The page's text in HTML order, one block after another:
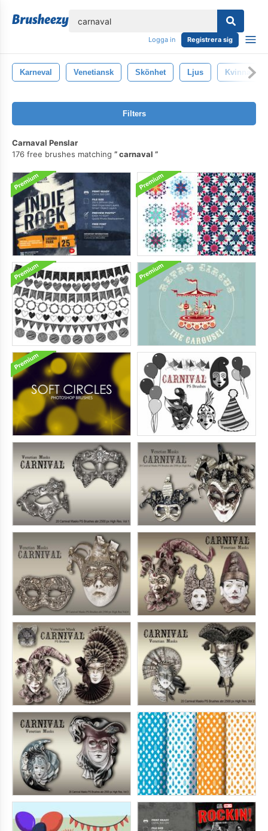
Logga in Registrera sig
Karneval Venetiansk Skönhet Ljus Kvinna
Filters
Carnaval Penslar
176 free brushes matching
carnaval